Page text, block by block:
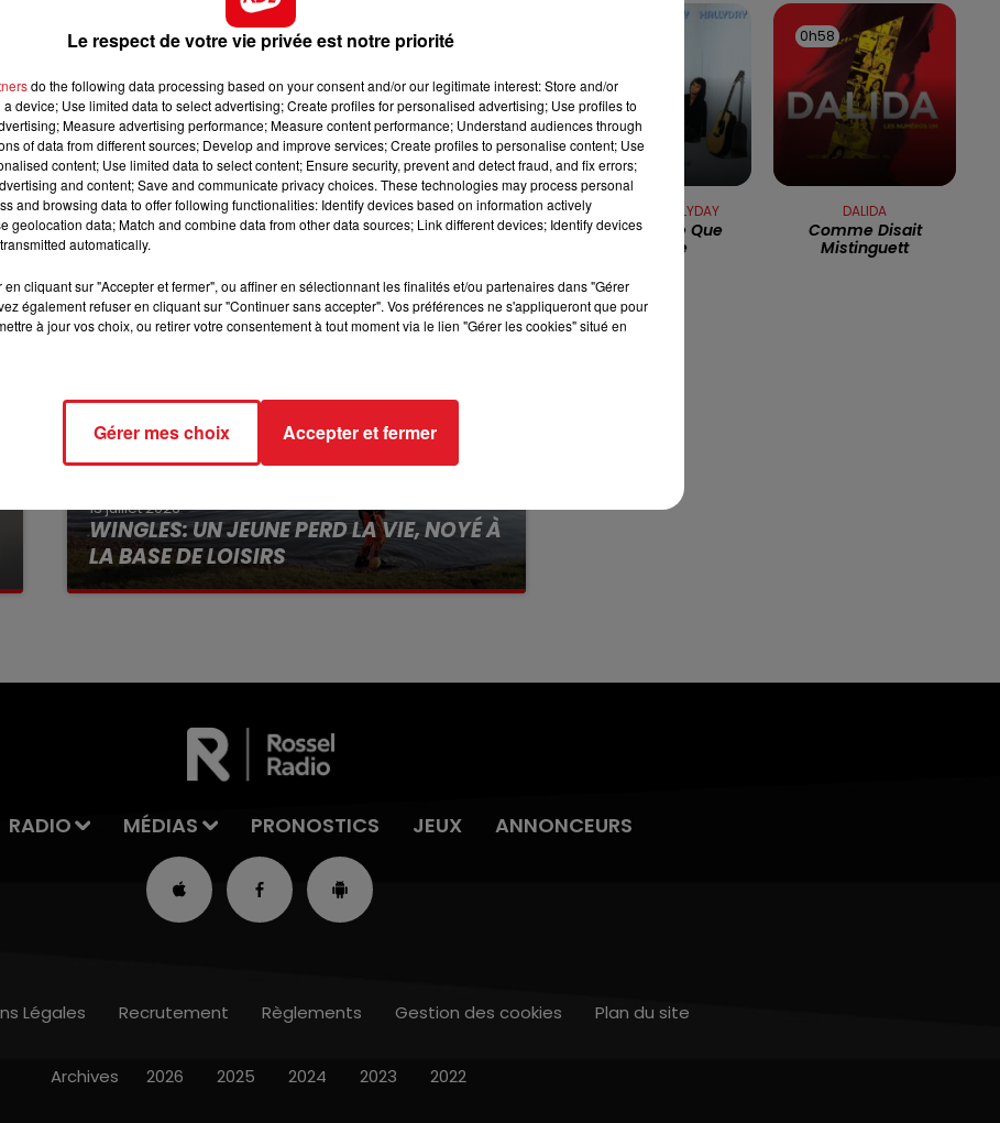
12h00 - 13h00
RDL & VOUS
13h00 - 16h00
LES APRÈS-MIDI QUI CHANTENT
de la gare d’Hazebrouck, pour cause de travaux.
installé sur le reste de la friche Bateman, ni le
pour le démontage de la passerelle sur le premier
second.
avec le démarrage de ce vaste chantier.
13 juillet 2026
WINGLES: UN JEUNE PERD LA VIE, NOYÉ À
LA BASE DE LOISIRS
La victime a coulé à pic
JOHNNY HALLYDAY
La Musique Que
J'aime
0h58
0h58
DALIDA
Comme Disait
Mistinguett
RADIO MÉDIAS PRONOSTICS JEUX ANNONCEURS
Légales Recrutement Règlements Gestion des cookies Plan du site
Archives 2026 2025 2024 2023 2022
Le respect de votre vie privée est notre priorité
do the following data processing based on your consent and/or our legitimate interest: Store and/or
device; Use limited data to select advertising; Create profiles for personalised advertising; Use profiles to
Measure advertising performance; Measure content performance; Understand audiences through
of data from different sources; Develop and improve services; Create profiles to personalise content; Use
content; Use limited data to select content; Ensure security, prevent and detect fraud, and fix errors;
and content; Save and communicate privacy choices. These technologies may process personal
and browsing data to offer following functionalities: Identify devices based on information actively
geolocation data; Match and combine data from other data sources; Link different devices; Identify devices
automatically.
en cliquant sur "Accepter et fermer", ou affiner en sélectionnant les finalités et/ou partenaires dans "Gérer
également refuser en cliquant sur "Continuer sans accepter". Vos préférences ne s'appliqueront que pour
à jour vos choix, ou retirer votre consentement à tout moment via le lien "Gérer les cookies" situé en
Gérer mes choix Accepter et fermer